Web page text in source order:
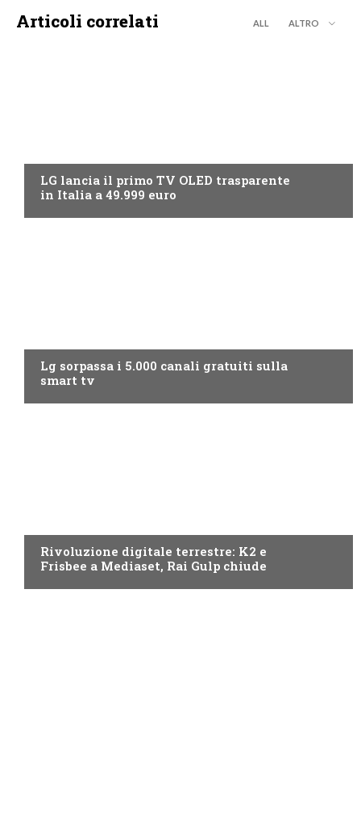
Articoli correlati ALL ALTRO
LG lancia il primo TV OLED trasparente
in Italia a 49.999 euro
Lg sorpassa i 5.000 canali gratuiti sulla
smart tv
Rivoluzione digitale terrestre: K2 e
Frisbee a Mediaset, Rai Gulp chiude